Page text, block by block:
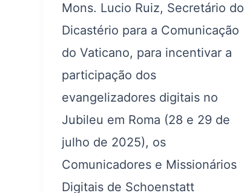
Mons. Lucio Ruiz, Secretário do
Dicastério para a Comunicação
do Vaticano, para incentivar a
participação dos
evangelizadores digitais no
Jubileu em Roma (28 e 29 de
julho de 2025), os
Comunicadores e Missionários
Digitais de Schoenstatt